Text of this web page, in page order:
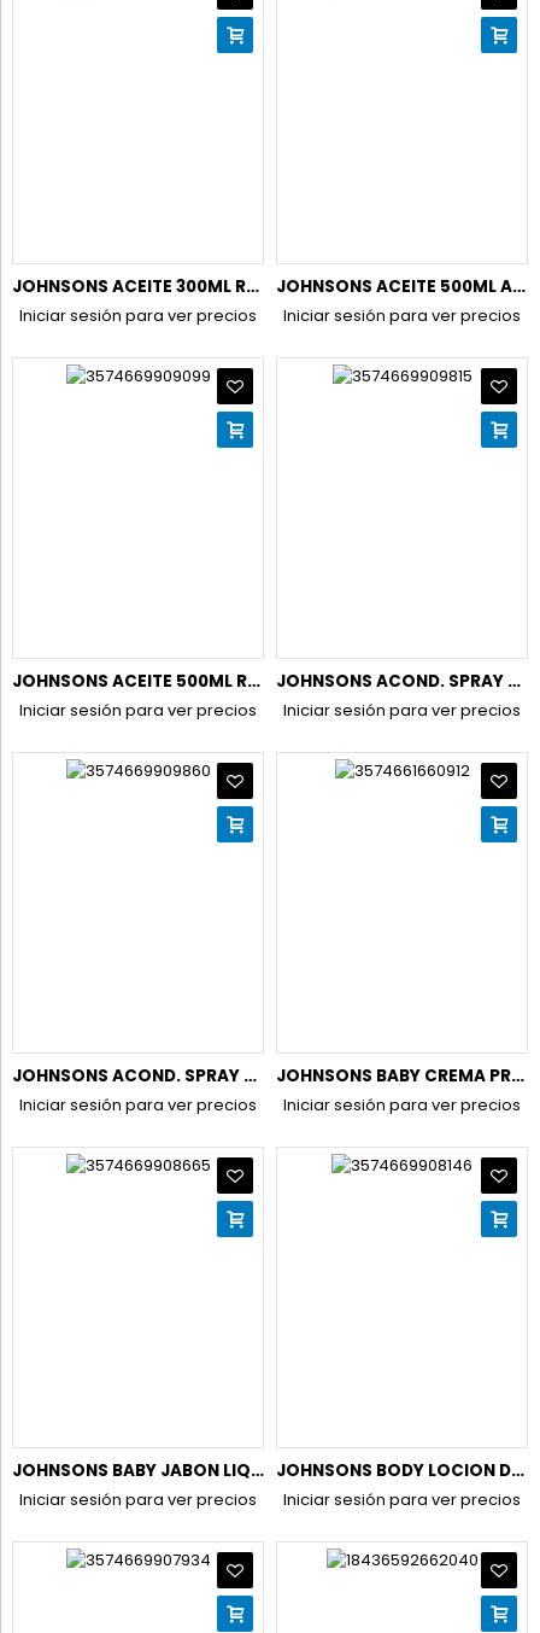
JOHNSONS ACEITE 300ML ROSA (NUEVO)
Iniciar sesión para ver precios
JOHNSONS ACEITE 500ML ALOE VERA (NUEVO)
Iniciar sesión para ver precios
JOHNSONS ACEITE 500ML ROSA (NUEVO)
Iniciar sesión para ver precios
JOHNSONS ACOND. SPRAY 200ML GOTAS DE BRILLO (NUEVO)
Iniciar sesión para ver precios
JOHNSONS ACOND. SPRAY 200ML NO MAS TIRONES (NUEVO)
Iniciar sesión para ver precios
JOHNSONS BABY CREMA PROTECTORA PARA PAÑAL 100ML.TUBO
Iniciar sesión para ver precios
JOHNSONS BABY JABON LIQ.DOSIFICADOR 750ML. DULCES SUEÑOS
Iniciar sesión para ver precios
JOHNSONS BODY LOCION DOSIF.500ML DULCES SUEÑOS (NUEVO)
Iniciar sesión para ver precios